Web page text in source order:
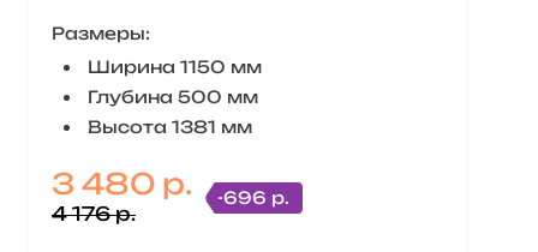
Размеры:
Ширина 1150 мм
Глубина 500 мм
Высота 1381 мм
3 480 р.
4 176 р.
-696 р.